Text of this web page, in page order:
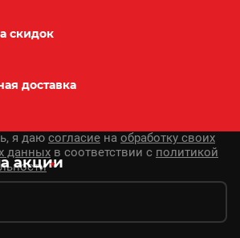
скидок
доставка
акции
я даю согласие на обработку своих
данных в соответствии с политикой
*